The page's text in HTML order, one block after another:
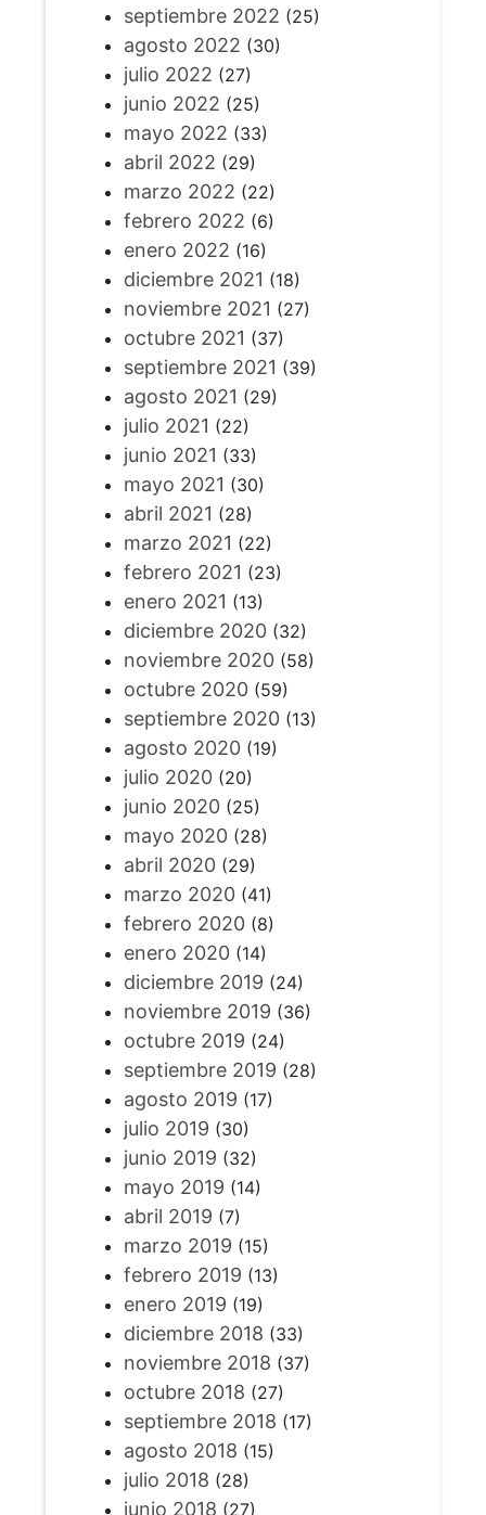
septiembre 2022 (25)
agosto 2022 (30)
julio 2022 (27)
junio 2022 (25)
mayo 2022 (33)
abril 2022 (29)
marzo 2022 (22)
febrero 2022 (6)
enero 2022 (16)
diciembre 2021 (18)
noviembre 2021 (27)
octubre 2021 (37)
septiembre 2021 (39)
agosto 2021 (29)
julio 2021 (22)
junio 2021 (33)
mayo 2021 (30)
abril 2021 (28)
marzo 2021 (22)
febrero 2021 (23)
enero 2021 (13)
diciembre 2020(32)
noviembre 2020(58)
octubre 2020(59)
septiembre 2020(13)
agosto 2020(19)
julio 2020(20)
junio 2020(25)
mayo 2020(28)
abril 2020(29)
marzo 2020(41)
febrero 2020(8)
enero 2020(14)
diciembre 2019 (24)
noviembre 2019 (36)
octubre 2019 (24)
septiembre 2019 (28)
agosto 2019 (17)
julio 2019 (30)
junio 2019 (32)
mayo 2019 (14)
abril 2019 (7)
marzo 2019 (15)
febrero 2019 (13)
enero 2019 (19)
diciembre 2018 (33)
noviembre 2018 (37)
octubre 2018 (27)
septiembre 2018 (17)
agosto 2018 (15)
julio 2018 (28)
junio 2018 (27)